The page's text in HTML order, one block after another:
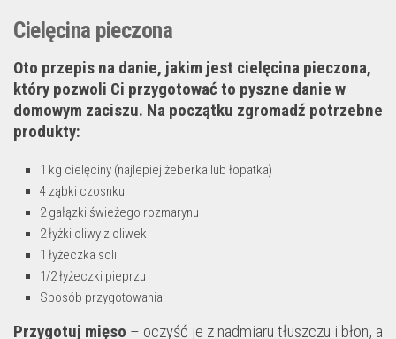
Cielęcina pieczona
Oto przepis na danie, jakim jest cielęcina pieczona,
który pozwoli Ci przygotować to pyszne danie w
domowym zaciszu. Na początku zgromadź potrzebne
produkty:
1 kg cielęciny (najlepiej żeberka lub łopatka)
4 ząbki czosnku
2 gałązki świeżego rozmarynu
2 łyżki oliwy z oliwek
1 łyżeczka soli
1/2 łyżeczki pieprzu
Sposób przygotowania:
Przygotuj mięso – oczyść je z nadmiaru tłuszczu i błon, a